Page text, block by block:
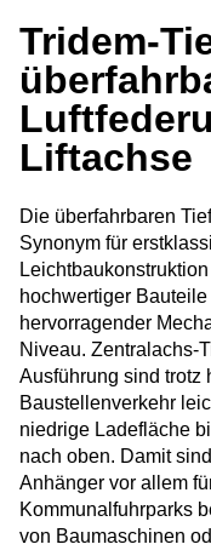
Tridem-
Liftachse
Die überfahrbaren
Synonym für
hochwertiger
hervorragender
Niveau. Zentralachs-
Ausführung sind trotz
Baustellenverkehr
niedrige Ladefläche
nach oben. Damit
Anhänger vor allem
Kommunalfuhrparks
von Baumaschinen